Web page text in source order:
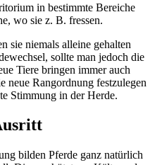
in bestimmte Bereiche
wo sie z. B. fressen.
sie niemals alleine gehalten
sollte man jedoch die
Tiere bringen immer auch
neue Rangordnung festzulegen
Stimmung in der Herde.
bilden Pferde ganz natürlich